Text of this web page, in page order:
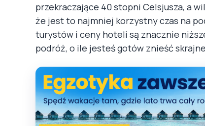
przekraczające 40 stopni Celsjusza, a
że ​​jest to najmniej korzystny czas na
turystów i ceny hoteli są znacznie
podróż, o ile jesteś gotów znieść